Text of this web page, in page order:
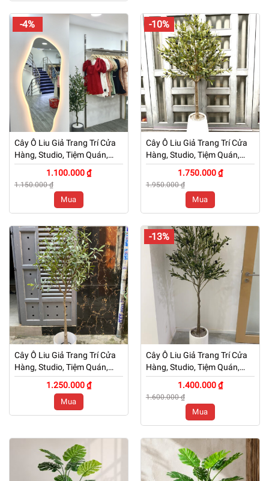
-4%
Cây Ô Liu Giả Trang Trí Cửa
Hàng, Studio, Tiệm Quán,
Văn Phòng, Nhà Cửa – Cao
120cm – Mã: PN-CG006
1.100.000 ₫
1.150.000 ₫
Mua
-10%
Cây Ô Liu Giả Trang Trí Cửa
Hàng, Studio, Tiệm Quán,
Văn Phòng, Nhà Cửa – Cao
150cm – Mã: PN-CG006
1.750.000 ₫
1.950.000 ₫
Mua
Cây Ô Liu Giả Trang Trí Cửa
Hàng, Studio, Tiệm Quán,
Văn Phòng, Nhà Cửa – Cao
160cm – Mã: PN-CG006
1.250.000 ₫
Mua
-13%
Cây Ô Liu Giả Trang Trí Cửa
Hàng, Studio, Tiệm Quán,
Văn Phòng, Nhà Cửa – Cao
160cm – Mã: PN-CG006
1.400.000 ₫
1.600.000 ₫
Mua